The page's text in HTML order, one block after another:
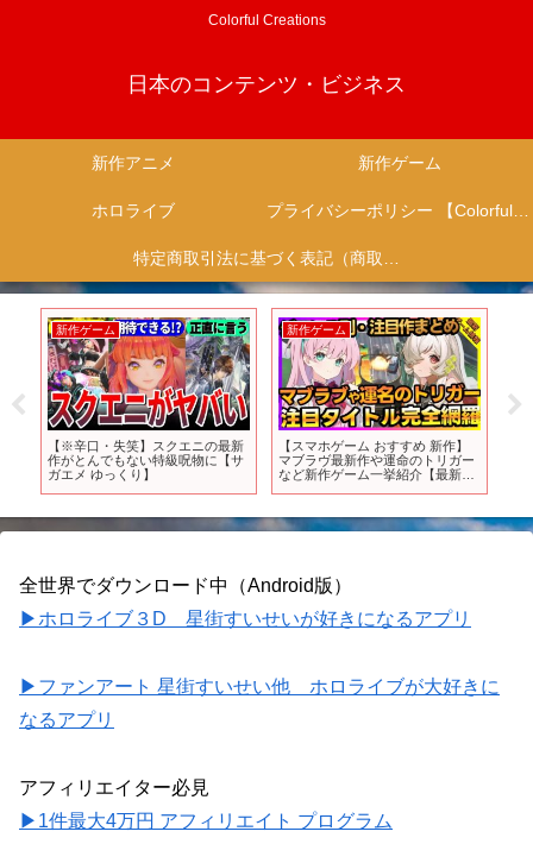
Colorful Creations
日本のコンテンツ・ビジネス
新作アニメ 新作ゲーム
ホロライブ プライバシーポリシー 【Colorful Creation】
特定商取引法に基づく表記（商取引に関する開示）
新作ゲーム
【※辛口・失笑】スクエニの最新
作がとんでもない特級呪物に【サ
ガエメ ゆっくり】
新作ゲーム
【スマホゲーム おすすめ 新作】
マブラヴ最新作や運命のトリガー
など新作ゲーム一挙紹介【最新ゲ
全世界でダウンロード中（Android版）
▶ホロライブ３D 星街すいせいが好きになるアプリ
▶ファンアート 星街すいせい他 ホロライブが大好きに
なるアプリ
アフィリエイター必見
▶1件最大4万円 アフィリエイト プログラム